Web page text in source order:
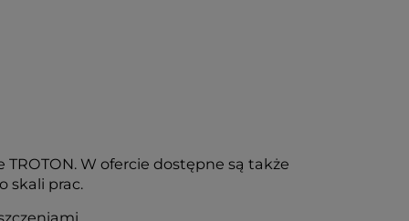
W ofercie dostępne są także
skali prac.